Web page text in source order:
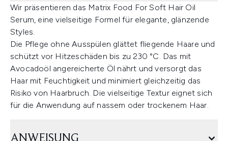
Wir präsentieren das Matrix Food For Soft Hair Oil
Serum, eine vielseitige Formel für elegante, glänzende
Styles.
Die Pflege ohne Ausspülen glättet fliegende Haare und
schützt vor Hitzeschäden bis zu 230 °C. Das mit
Avocadoöl angereicherte Öl nährt und versorgt das
Haar mit Feuchtigkeit und minimiert gleichzeitig das
Risiko von Haarbruch. Die vielseitige Textur eignet sich
für die Anwendung auf nassem oder trockenem Haar.
ANWEISUNG